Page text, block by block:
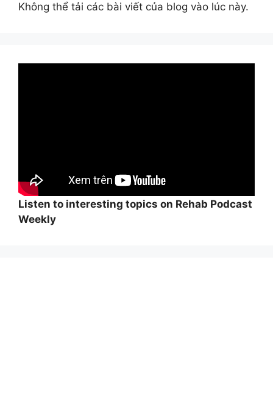
Không thể tải các bài viết của blog vào lúc này.
Listen to interesting topics on Rehab Podcast
Weekly